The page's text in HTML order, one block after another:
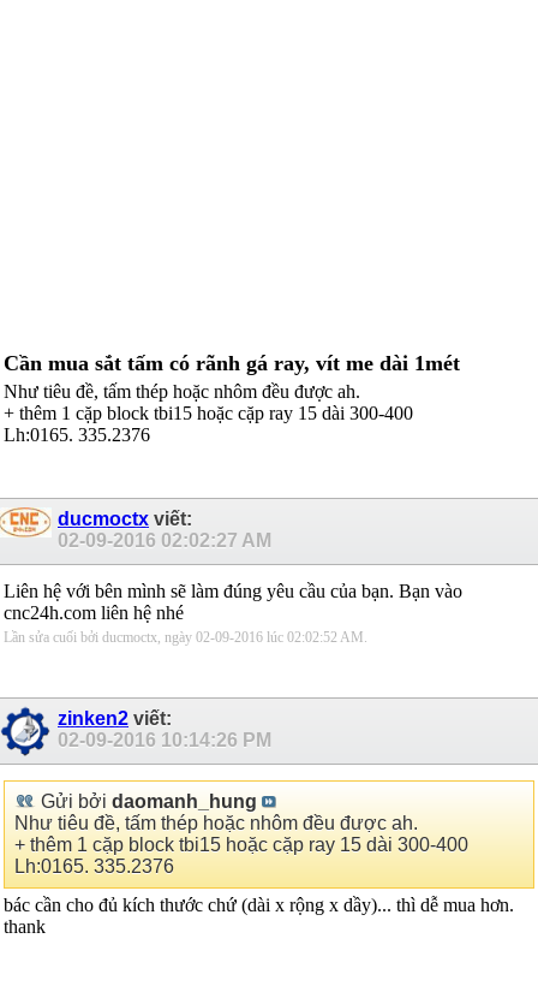
Cần mua sắt tấm có rãnh gá ray, vít me dài 1mét
Như tiêu đề, tấm thép hoặc nhôm đều được ah.
+ thêm 1 cặp block tbi15 hoặc cặp ray 15 dài 300-400
Lh:0165. 335.2376
ducmoctx viết:
02-09-2016 02:02:27 AM
Liên hệ với bên mình sẽ làm đúng yêu cầu của bạn. Bạn vào
cnc24h.com liên hệ nhé
Lần sửa cuối bởi ducmoctx, ngày 02-09-2016 lúc 02:02:52 AM
zinken2 viết:
02-09-2016 10:14:26 PM
Gửi bởi daomanh_hung
Như tiêu đề, tấm thép hoặc nhôm đều được ah.
+ thêm 1 cặp block tbi15 hoặc cặp ray 15 dài 300-400
Lh:0165. 335.2376
bác cần cho đủ kích thước chứ (dài x rộng x dầy)... thì dễ mua hơn.
thank